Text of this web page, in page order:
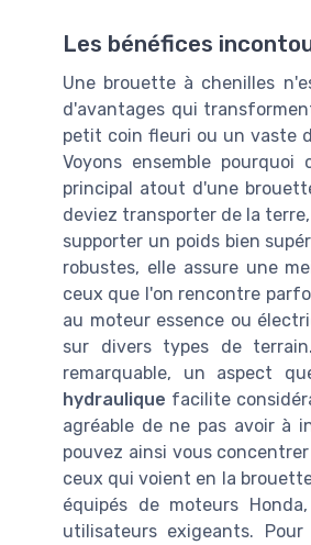
Les bénéfices
Une brouette à chenilles
d'avantages qui
petit coin fleuri ou un vaste
Voyons ensemble
principal atout d'une
deviez transporter de la
supporter un poids bien
robustes, elle assure une
ceux que l'on rencontre
au moteur essence ou
sur divers types de
remarquable, un aspect
hydraulique facilite
agréable de ne pas avoir à
pouvez ainsi vous
ceux qui voient en la
équipés de moteurs
utilisateurs exigeants.